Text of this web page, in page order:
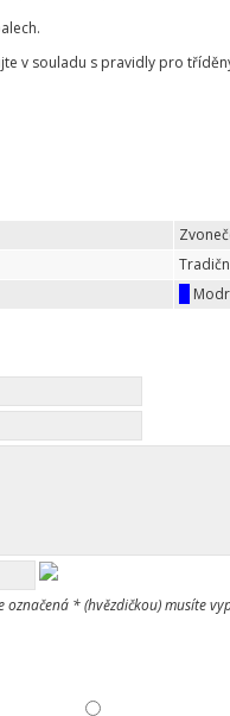
v souladu s pravidly pro
označená * (hvězdičkou) musíte